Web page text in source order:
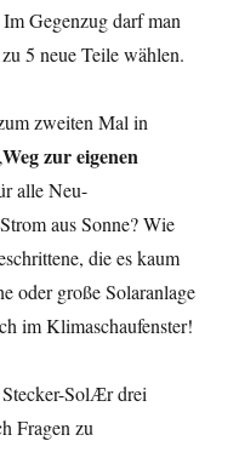
Gegenzug darf man
5 neue Teile wählen.
zweiten Mal in
Weg zur eigenen
alle Neu-
aus Sonne? Wie
die es kaum
oder große Solaranlage
im Klimaschaufenster!
SolӔr drei
Fragen zu